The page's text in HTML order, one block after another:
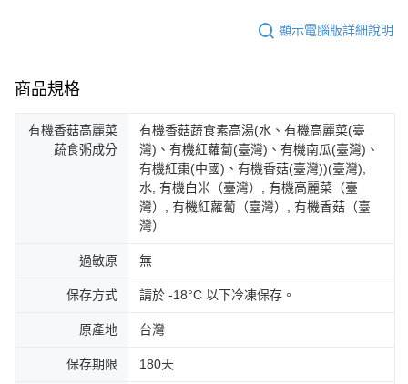
顯示電腦版詳細說明
商品規格
有機香菇高麗菜
蔬食粥成分
有機香菇蔬食素高湯(水、有機高麗菜(臺
灣)、有機紅蘿蔔(臺灣)、有機南瓜(臺灣)、
有機紅棗(中國)、有機香菇(臺灣))(臺灣),
水, 有機白米（臺灣）, 有機高麗菜（臺
灣）, 有機紅蘿蔔（臺灣）, 有機香菇（臺
灣）
過敏原 無
保存方式 請於 -18°C 以下冷凍保存。
原產地 台灣
保存期限 180天